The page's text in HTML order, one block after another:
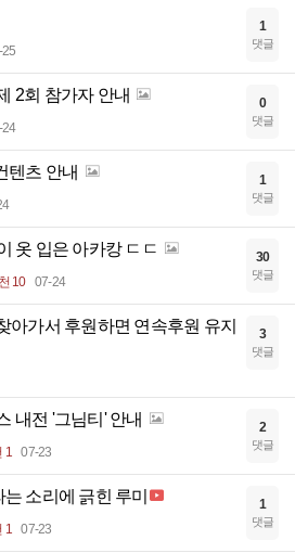
1
댓글
2회 참가자 안내
24
0
댓글
텐츠 안내 1
댓글
옷 입은 아카캉 ㄷㄷ
10 07-24
30
댓글
아가서 후원하면 연속후원 유지
3
댓글
내전 '그님티' 안내
1 07-23
2
댓글
소리에 긁힌 루미
1 07-23
1
댓글